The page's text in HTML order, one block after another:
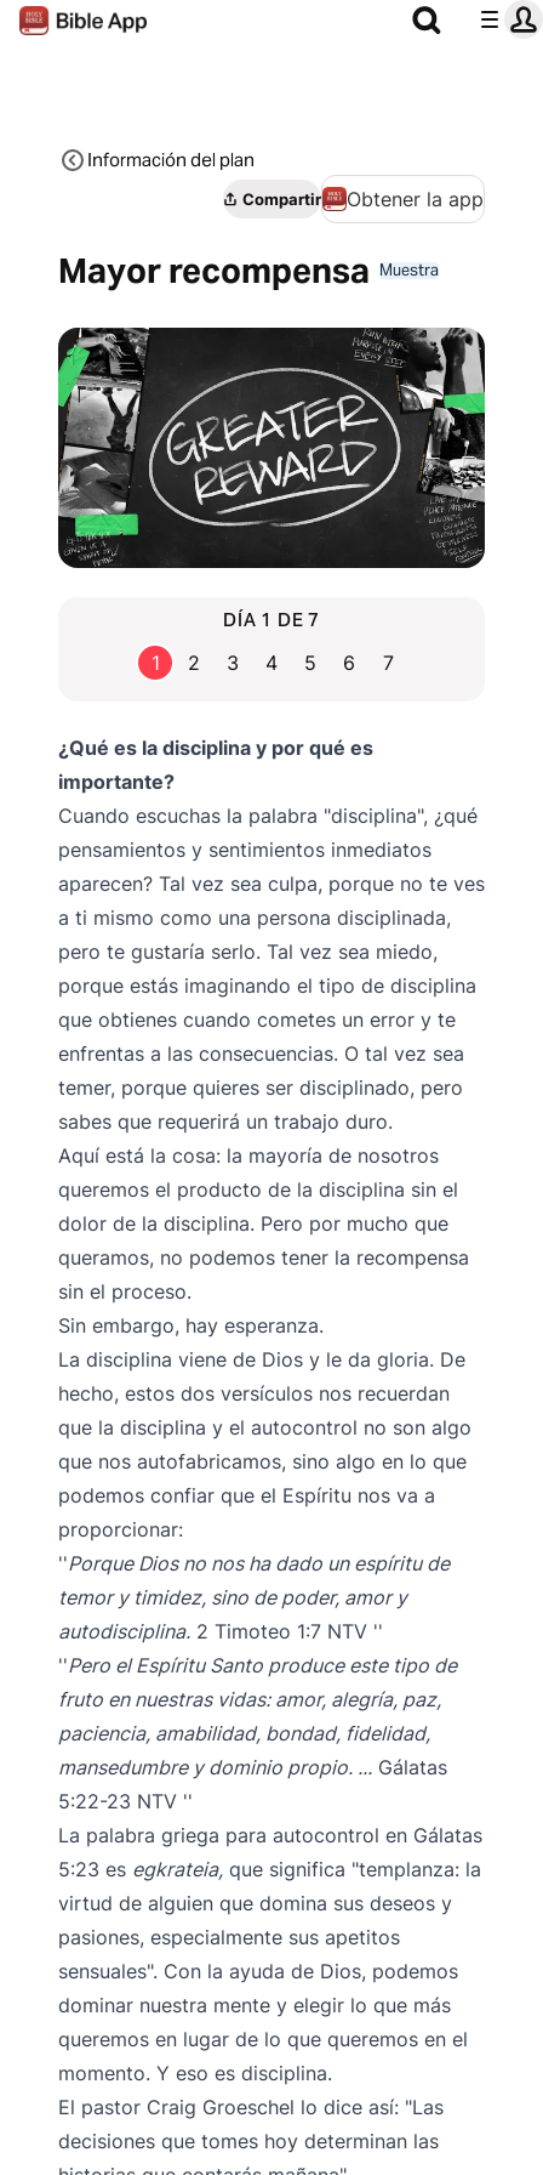
Información del plan
Compartir Obtener la app
Mayor recompensa Muestra
DÍA 1 DE 7
1 2 3 4 5 6 7
¿Qué es la disciplina y por qué es
importante?
Cuando escuchas la palabra "disciplina", ¿qué
pensamientos y sentimientos inmediatos
aparecen? Tal vez sea culpa, porque no te ves
a ti mismo como una persona disciplinada,
pero te gustaría serlo. Tal vez sea miedo,
porque estás imaginando el tipo de disciplina
que obtienes cuando cometes un error y te
enfrentas a las consecuencias. O tal vez sea
temer, porque quieres ser disciplinado, pero
sabes que requerirá un trabajo duro.
Aquí está la cosa: la mayoría de nosotros
queremos el producto de la disciplina sin el
dolor de la disciplina. Pero por mucho que
queramos, no podemos tener la recompensa
sin el proceso.
Sin embargo, hay esperanza.
La disciplina viene de Dios y le da gloria. De
hecho, estos dos versículos nos recuerdan
que la disciplina y el autocontrol no son algo
que nos autofabricamos, sino algo en lo que
podemos confiar que el Espíritu nos va a
proporcionar:
Porque Dios no nos ha dado un espíritu de
temor y timidez, sino de poder, amor y
autodisciplina. 2 Timoteo 1:7 NTV
Pero el Espíritu Santo produce este tipo de
fruto en nuestras vidas: amor, alegría, paz,
paciencia, amabilidad, bondad, fidelidad,
mansedumbre y dominio propio. ... Gálatas
5:22-23 NTV
La palabra griega para autocontrol en Gálatas
5:23 es egkrateia, que significa "templanza: la
virtud de alguien que domina sus deseos y
pasiones, especialmente sus apetitos
sensuales". Con la ayuda de Dios, podemos
dominar nuestra mente y elegir lo que más
queremos en lugar de lo que queremos en el
momento. Y eso es disciplina.
El pastor Craig Groeschel lo dice así: "Las
decisiones que tomes hoy determinan las